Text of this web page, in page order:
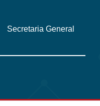
Secretaria General